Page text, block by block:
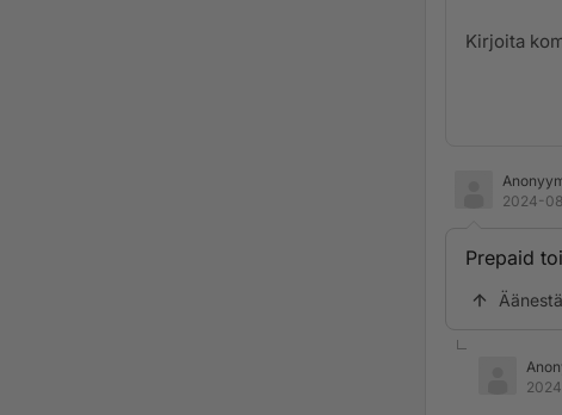
2024-
Prepaid
Äänestä